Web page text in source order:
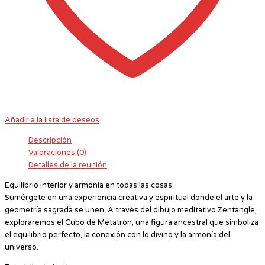
Añadir a la lista de deseos
Descripción
Valoraciones (0)
Detalles de la reunión
Equilibrio interior y armonía en todas las cosas.
Sumérgete en una experiencia creativa y espiritual donde el arte y la
geometría sagrada se unen. A través del dibujo meditativo Zentangle,
exploraremos el Cubo de Metatrón, una figura ancestral que simboliza
el equilibrio perfecto, la conexión con lo divino y la armonía del
universo.